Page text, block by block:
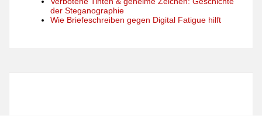
der Steganographie
Wie Briefeschreiben gegen Digital Fatigue hilft